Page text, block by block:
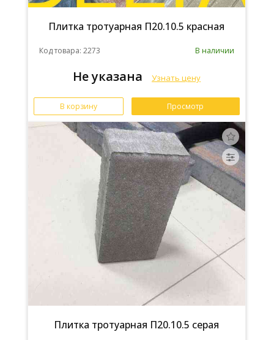
Плитка тротуарная П20.10.5 красная
Код товара: 2273 В наличии
Не указана Узнать цену
В корзину Просмотр
Плитка тротуарная П20.10.5 серая